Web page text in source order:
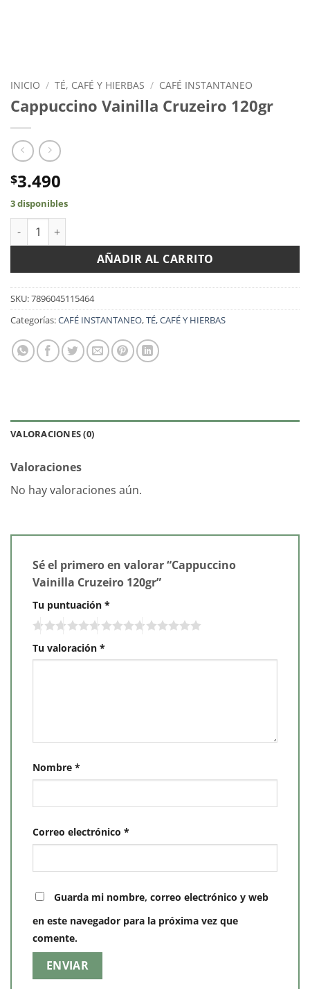
INICIO / TÉ, CAFÉ Y HIERBAS / CAFÉ INSTANTANEO
Cappuccino Vainilla Cruzeiro 120gr
$3.490
3 disponibles
Cappuccino Vainilla Cruzeiro 120gr cantidad
AÑADIR AL CARRITO
SKU:7896045115464
Categorías:CAFÉ INSTANTANEO,TÉ, CAFÉ Y HIERBAS
VALORACIONES (0)
Valoraciones
No hay valoraciones aún.
Sé el primero en valorar “Cappuccino
Vainilla Cruzeiro 120gr”
Tu puntuación *
Tu valoración *
Nombre *
Correo electrónico *
Guarda mi nombre, correo electrónico y web
en este navegador para la próxima vez que
comente.